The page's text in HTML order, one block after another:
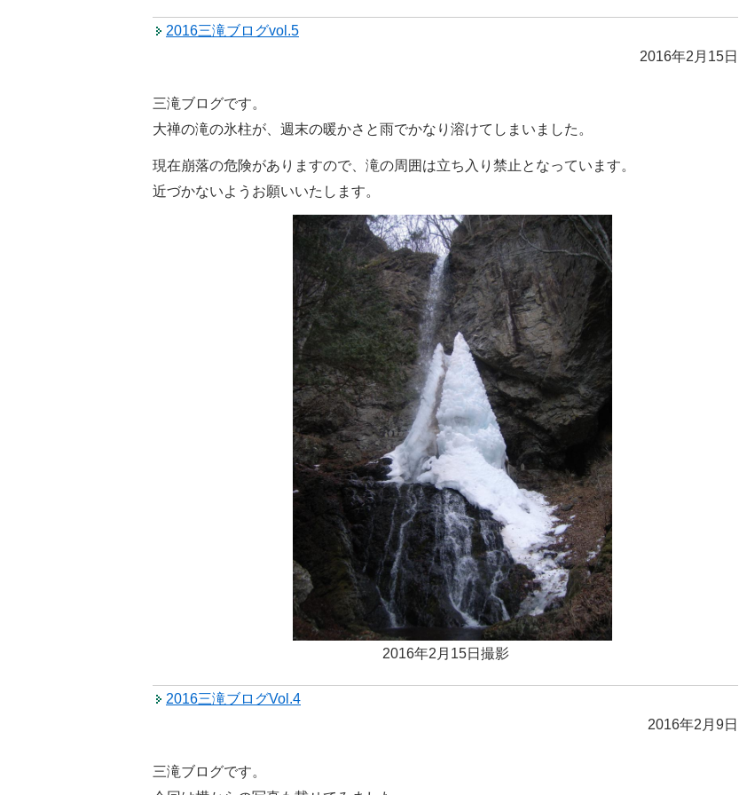
2016三滝ブログvol.5
2016年2月15日
三滝ブログです。
大禅の滝の氷柱が、週末の暖かさと雨でかなり溶けてしまいました。
現在崩落の危険がありますので、滝の周囲は立ち入り禁止となっています。
近づかないようお願いいたします。
2016年2月15日撮影
2016三滝ブログVol.4
2016年2月9日
三滝ブログです。